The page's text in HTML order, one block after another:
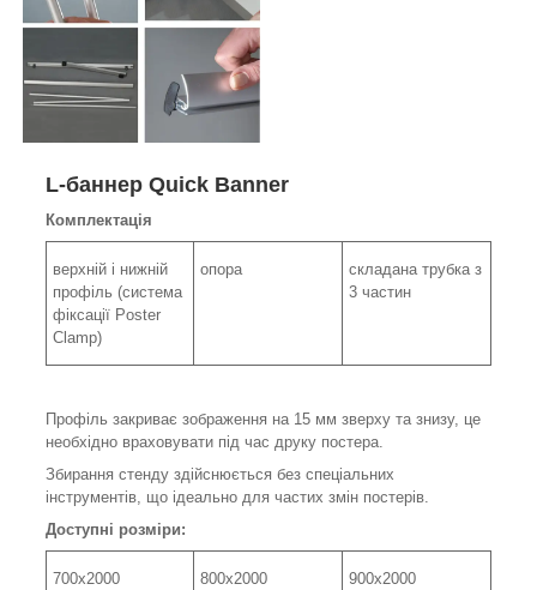
L-баннер Quick Banner
Комплектація
верхній і нижній
профіль (система
фіксації Poster
Clamp)
опора
складана трубка з
3 частин
Профіль закриває зображення на 15 мм зверху та знизу, це
необхідно враховувати під час друку постера.
Збирання стенду здійснюється без спеціальних
інструментів, що ідеально для частих змін постерів.
Доступні розміри:
700х2000 800х2000 900х2000